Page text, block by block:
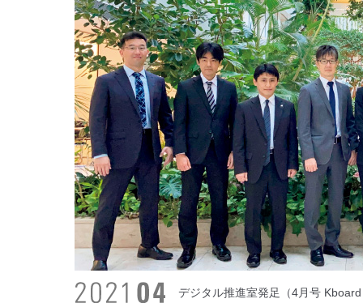
デジタル推進室発足（4月号